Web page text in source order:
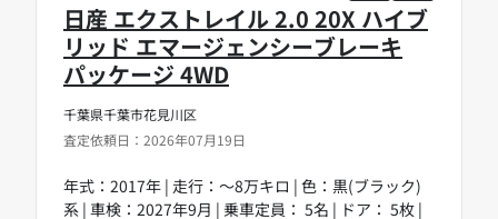
千葉県千葉市花見川区
査定依頼日：2026年07月19日
日産 エクストレイル 2.0 20X ハイブ
リッド エマージェンシーブレーキ
パッケージ 4WD
年式：2017年 | 走行：～8万キロ | 色：黒(ブラック)
系 | 車検：2027年9月 | 乗車定員： 5名 | ドア： 5枚 |